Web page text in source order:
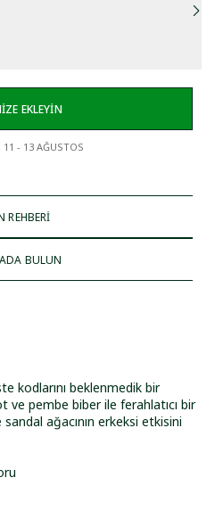
EKLEYİN
11 - 13 AĞUSTOS
REHBERİ
BULUN
kodlarını beklenmedik bir
ve pembe biber ile ferahlatıcı bir
ağacının erkeksi etkisini